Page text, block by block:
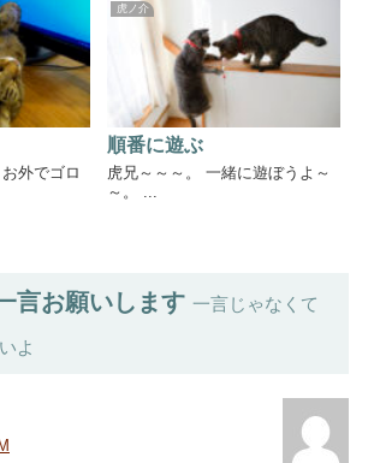
外でゴロ
虎ノ介
順番に遊ぶ
虎兄～～～。 一緒に遊ぼうよ～
～。 ...
言お願いします 一言じゃなくて
よ